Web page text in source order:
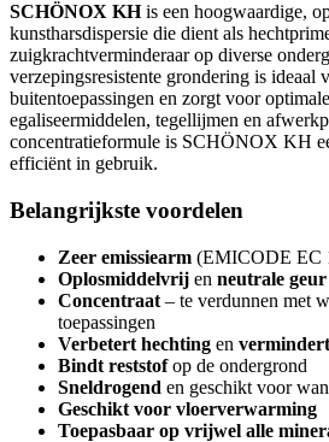
SCHÖNOX KHis een hoogwaardige,
kunstharsdispersie die dient als
zuigkrachtverminderaar op diverse
verzepingsresistente grondering is ideaal
buitentoepassingen en zorgt voor
egaliseermiddelen, tegellijmen en
concentratieformule is SCHÖNOX KH
efficiënt in gebruik.
Belangrijkste voordelen
Zeer emissiearm (EMICODE EC
Oplosmiddelvrij en neutrale geur
Concentraat – te verdunnen met
toepassingen
Verbetert hechting en
Bindt reststofop de ondergrond
Sneldrogend en geschikt voor
Geschikt voor vloerverwarming
Toepasbaar op vrijwel alle